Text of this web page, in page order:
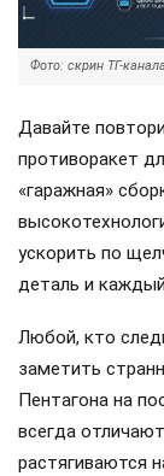
Фото: скрин ТГ-
Давайте
противоракет
«гаражная»
ускорить по
деталь и
Любой, кто
заметить
Пентагона на
всегда
растягиваются